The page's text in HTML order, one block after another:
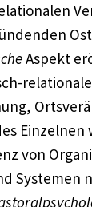
Aspekt
Einzelnen
von
Systemen